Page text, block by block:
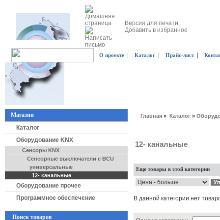
Версия для печати
Добавить в избранное
О проекте Каталог Прайс-лист|
Магазин
Каталог
Оборудование KNX
Сенсоры KNX
Сенсорные выключатели с BCU
универсальные
12- канальные
Оборудование прочее
Программное обеспечение
Поиск товаров
Главная » Каталог »
12- канальные
Еще товары в этой категории
В данной категории нет